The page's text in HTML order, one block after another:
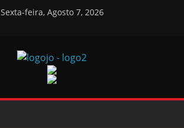
Sexta-feira, Agosto 7, 2026
Jornal
das